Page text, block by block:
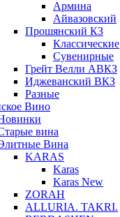
Армина
Айвазовский
Прошянский КЗ
Классические
Сувенирные
Грейт Велли АВКЗ
Иджеванский ВКЗ
Разные
Вино
вина
Вина
KARAS
Karas
Karas New
ZORAH
ALLURIA. TAKRI.